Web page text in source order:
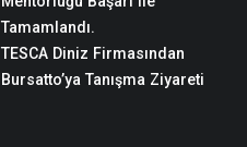
Tamamlandı.
TESCA Diniz Firmasından
Bursatto’ya Tanışma Ziyareti